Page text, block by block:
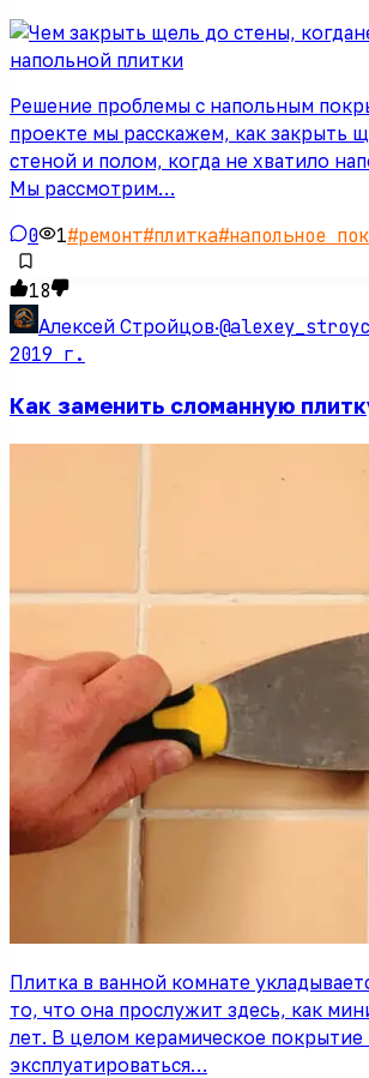
Решение проблемы с напольным
проекте мы расскажем, как закрыть
стеной и полом, когда не хватило
Мы рассмотрим…
0 1#ремонт#плитка#напольное
18
Алексей Стройцов·
2019 г.
Как заменить сломанную
Плитка в ванной комнате
то, что она прослужит здесь, как
лет. В целом керамическое
эксплуатироваться…